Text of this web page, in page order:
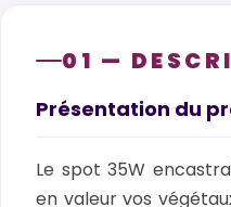
01 —
Présentation du
Le spot 35W
en valeur vos